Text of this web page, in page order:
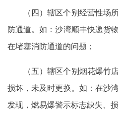
（四）辖区个别经营性场
防通道。如：沙湾顺丰快递货
在堵塞消防通道的问题；
（五）辖区个别烟花爆竹
损坏，未及时更换。如：在沙
发现，燃易爆警示标志缺失、